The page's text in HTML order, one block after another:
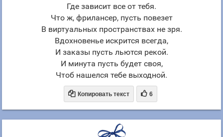
Где зависит все от тебя.
Что ж, фрилансер, пусть повезет
В виртуальных пространствах не зря.
Вдохновенье искрится всегда,
И заказы пусть льются рекой.
И минута пусть будет своя,
Чтоб нашелся тебе выходной.
 Копировать текст  6